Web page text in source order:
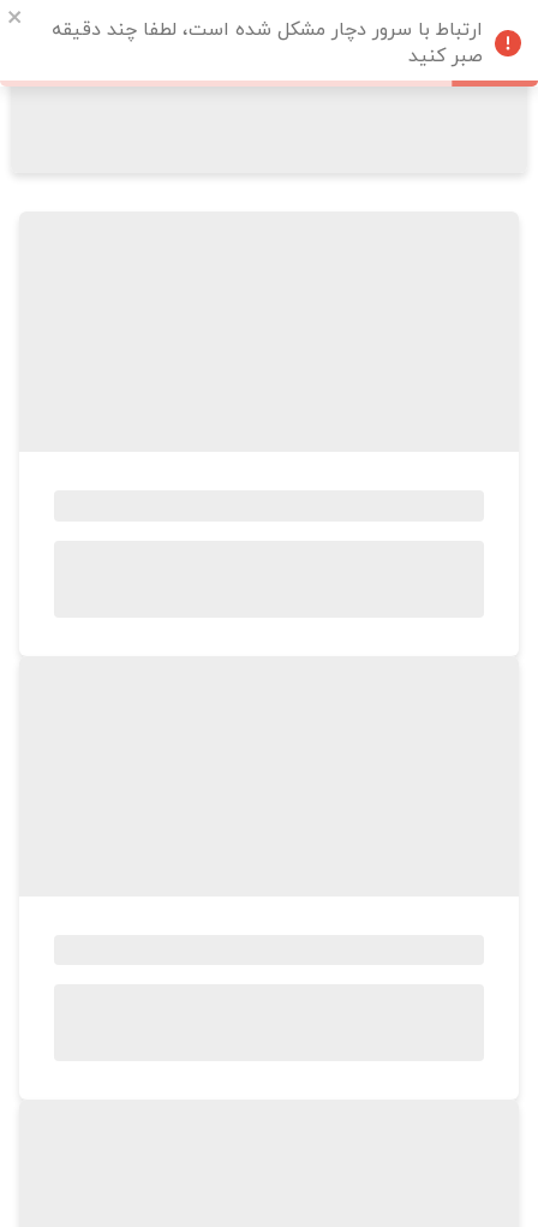
ارتباط با سرور دچار مشکل شده است، لطفا چند دقیقه
صبر کنید